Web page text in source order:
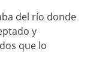
del río donde
y
que lo